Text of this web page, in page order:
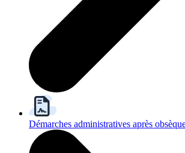
Démarches administratives après